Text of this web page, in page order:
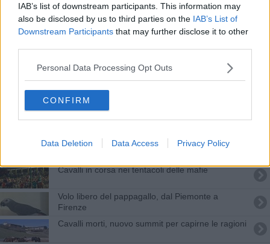
IAB’s list of downstream participants. This information may
also be disclosed by us to third parties on the IAB’s List of
Downstream Participants that may further disclose it to other
Personal Data Processing Opt Outs
CONFIRM
Data Deletion Data Access Privacy Policy
Addestratore morto al lavoro, non è stato il cane
Sbranato dal cane che sta addestrando muore
26enne
Niente sfratto per il maialino Elvis
Una conversazione, ma a due voci: D’Annunzio e
Mascagni
Un'opera d'arte nel cimitero dei Bianchi
Cane muore abbandonato in auto, denunciati i proprietari
Cavalli in corsa nei tentacoli delle mafie
Volo libero del pappagallo, dal Piemonte a
Firenze
Cavalli morti, nuovo summit per capirne le ragioni